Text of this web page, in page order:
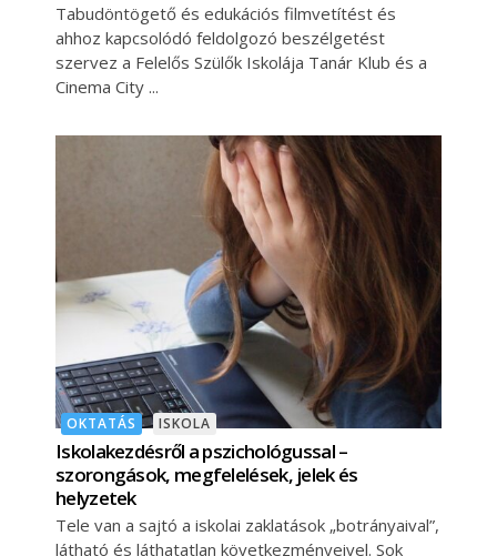
Tabudöntögető és edukációs filmvetítést és
ahhoz kapcsolódó feldolgozó beszélgetést
szervez a Felelős Szülők Iskolája Tanár Klub és a
Cinema City
OKTATÁS ISKOLA
Iskolakezdésről a pszichológussal –
szorongások, megfelelések, jelek és
helyzetek
Tele van a sajtó a iskolai zaklatások „botrányaival”,
látható és láthatatlan következményeivel. Sok